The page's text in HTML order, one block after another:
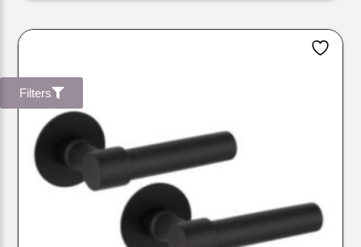
Filters